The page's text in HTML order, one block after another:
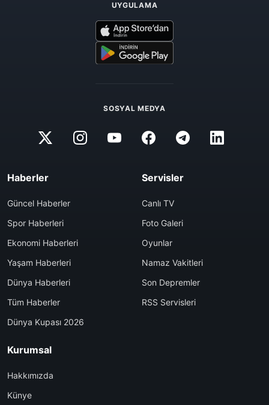
UYGULAMA
SOSYAL MEDYA
Haberler
Güncel Haberler
Spor Haberleri
Ekonomi Haberleri
Yaşam Haberleri
Dünya Haberleri
Tüm Haberler
Dünya Kupası 2026
Servisler
Canlı TV
Foto Galeri
Oyunlar
Namaz Vakitleri
Son Depremler
RSS Servisleri
Kurumsal
Hakkımızda
Künye